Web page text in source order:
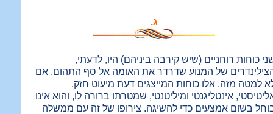
ג.
כוחות רוחניים (שיש קירבה ביניהם) היו, לדעתי,
של המנוע שדרדר את האומה אל סף התהום, אם
למטה מזה. אלו כוחות המייצגים דעת מיעוט חזק,
אינטליגנטי ומיליטנטי, שמטרתו ברורה לו, והוא אינו
בשום אמצעים כדי להשיגה. צירופו של זה עם ממשלה